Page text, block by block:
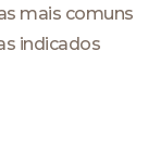
mais comuns
indicados